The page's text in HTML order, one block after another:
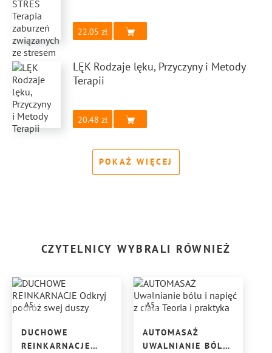
22.05
LĘK Rodzaje lęku, Przyczyny i Metody
Terapii
20.48
POKAŻ WIĘCEJ
CZYTELNICY WYBRALI RÓWNIEŻ
A5
DUCHOWE
REINKARNACJE
A5
AUTOMASAŻ
UWALNIANIE BÓLU